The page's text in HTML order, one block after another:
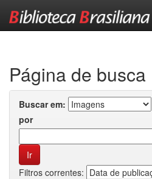
Página de busca
Buscar em:
por
Filtros correntes: